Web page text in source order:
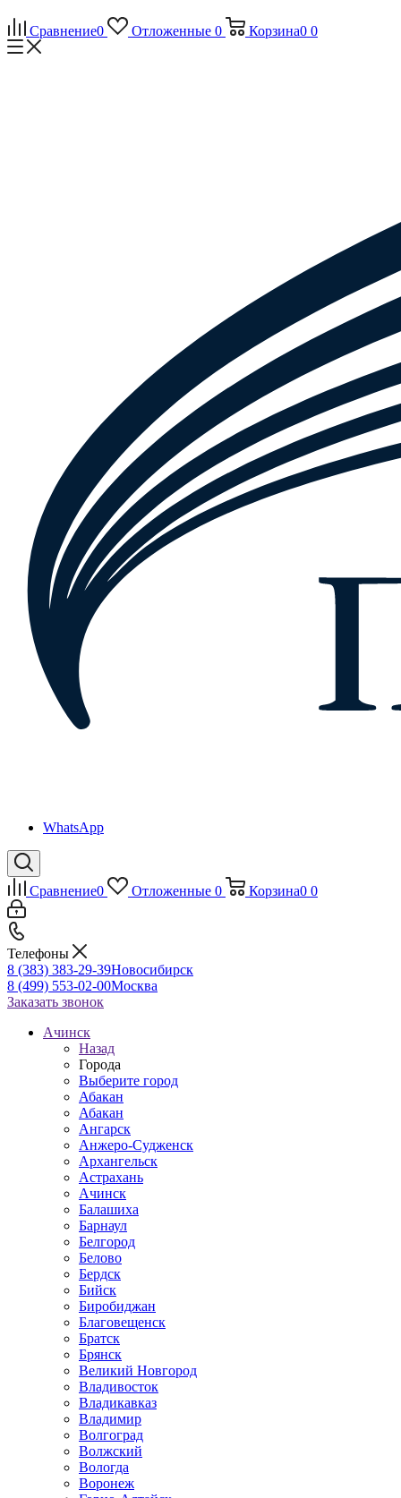
Сравнение0 Отложенные 0 Корзина0 0
WhatsApp
Сравнение0 Отложенные 0 Корзина0 0
Телефоны
8 (383) 383-29-39Новосибирск
8 (499) 553-02-00Москва
Заказать звонок
Ачинск
Назад
Города
Выберите город
Абакан
Абакан
Ангарск
Анжеро-Судженск
Архангельск
Астрахань
Ачинск
Балашиха
Барнаул
Белгород
Белово
Бердск
Бийск
Биробиджан
Благовещенск
Братск
Брянск
Великий Новгород
Владивосток
Владикавказ
Владимир
Волгоград
Волжский
Вологда
Воронеж